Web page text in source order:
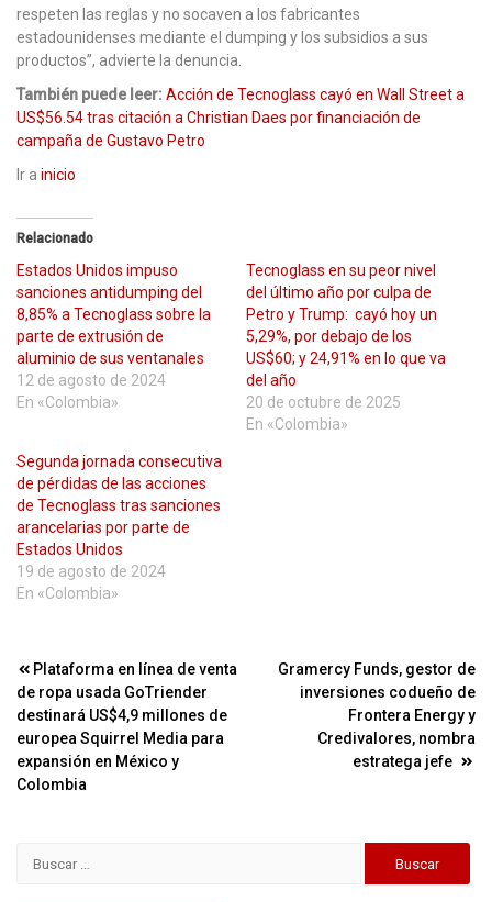
respeten las reglas y no socaven a los fabricantes
estadounidenses mediante el dumping y los subsidios a sus
productos”, advierte la denuncia.
También puede leer: Acción de Tecnoglass cayó en Wall Street a
US$56.54 tras citación a Christian Daes por financiación de
campaña de Gustavo Petro
Ir a inicio
Relacionado
Estados Unidos impuso
sanciones antidumping del
8,85% a Tecnoglass sobre la
parte de extrusión de
aluminio de sus ventanales
12 de agosto de 2024
En «Colombia»
Tecnoglass en su peor nivel
del último año por culpa de
Petro y Trump: cayó hoy un
5,29%, por debajo de los
US$60; y 24,91% en lo que va
del año
20 de octubre de 2025
En «Colombia»
Segunda jornada consecutiva
de pérdidas de las acciones
de Tecnoglass tras sanciones
arancelarias por parte de
Estados Unidos
19 de agosto de 2024
En «Colombia»
Navegación
de
entradas
Plataforma en línea de venta
de ropa usada GoTriender
destinará US$4,9 millones de
europea Squirrel Media para
expansión en México y
Colombia
Gramercy Funds, gestor de
inversiones codueño de
Frontera Energy y
Credivalores, nombra
estratega jefe